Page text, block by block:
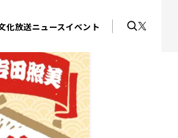
化放送ニュースイベント